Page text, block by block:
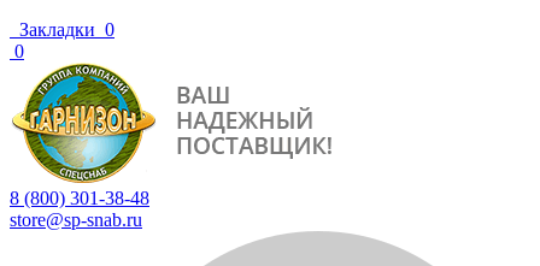
Закладки 0
0
8 (800) 301-38-48
store@sp-snab.ru